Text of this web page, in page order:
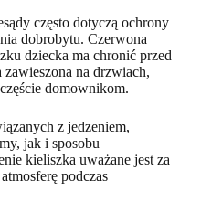
często dotyczą ochrony
dobrobytu. Czerwona
dziecka ma chronić przed
na drzwiach,
domownikom.
z jedzeniem,
jak i sposobu
kieliszka uważane jest za
podczas